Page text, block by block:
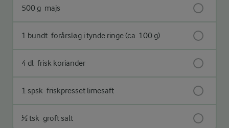
500 g majs
1 bundt forårsløg i tynde ringe (ca. 100 g)
4 dl frisk koriander
1 spsk friskpresset limesaft
½ tsk groft salt